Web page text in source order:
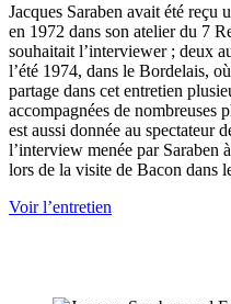
Jacques Saraben avait été reçu
en 1972 dans son atelier du 7
souhaitait l’interviewer ; deux
l’été 1974, dans le Bordelais,
partage dans cet entretien
accompagnées de nombreuses
est aussi donnée au spectateur
l’interview menée par Saraben
lors de la visite de Bacon dans
Voir l’entretien